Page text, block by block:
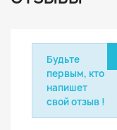
Будьте
первым, кто
напишет
свой отзыв !